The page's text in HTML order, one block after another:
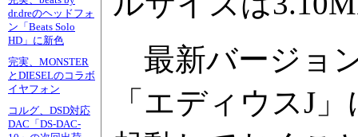
dr.dreのヘッドフォ
ン「Beats Solo
HD」に新色
完実、MONSTER
とDIESELのコラボ
イヤフォン
コルグ、DSD対応
DAC「DS-DAC-
最新バージョ
「エディウスJ